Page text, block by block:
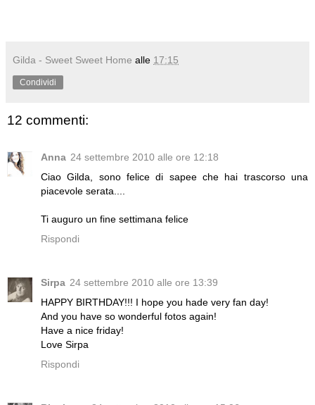
Gilda - Sweet Sweet Home alle 17:15
Condividi
12 commenti:
Anna 24 settembre 2010 alle ore 12:18
Ciao Gilda, sono felice di sapee che hai trascorso una
piacevole serata....
Ti auguro un fine settimana felice
Rispondi
Sirpa 24 settembre 2010 alle ore 13:39
HAPPY BIRTHDAY!!! I hope you hade very fan day!
And you have so wonderful fotos again!
Have a nice friday!
Love Sirpa
Rispondi